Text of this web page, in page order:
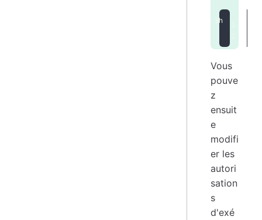
Vous
pouve
z
ensuit
e
modifi
er les
autori
sation
s
d'exé